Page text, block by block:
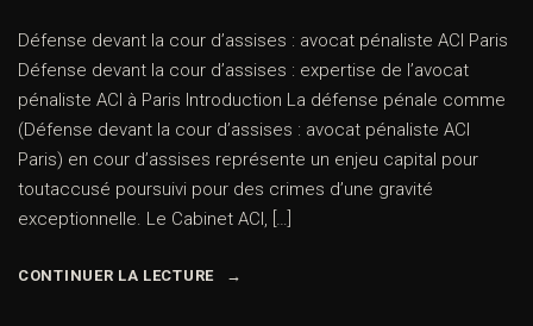
Défense devant la cour d’assises : avocat pénaliste ACI Paris
Défense devant la cour d’assises : expertise de l’avocat
pénaliste ACI à Paris Introduction La défense pénale comme
(Défense devant la cour d’assises : avocat pénaliste ACI
Paris) en cour d’assises représente un enjeu capital pour
toutaccusé poursuivi pour des crimes d’une gravité
exceptionnelle. Le Cabinet ACI, […]
CONTINUER LA LECTURE